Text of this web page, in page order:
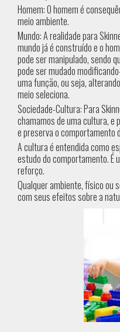
Homem: O homem é
meio ambiente.
Mundo: A realidade para
mundo já é construído e o
pode ser manipulado, sendo
pode ser mudado
uma função, ou seja,
meio seleciona.
Sociedade-Cultura: Para
chamamos de uma cultura, e
e preserva o comportamento
A cultura é entendida como
estudo do comportamento. É
reforço.
Qualquer ambiente, físico ou
com seus efeitos sobre a